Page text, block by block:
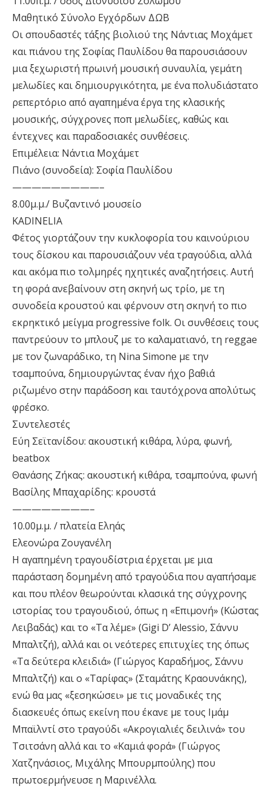
Μαθητικό Σύνολο Εγχόρδων ΔΩΒ
Οι σπουδαστές τάξης βιολιού της Νάντιας Μοχάμετ
και πιάνου της Σοφίας Παυλίδου θα παρουσιάσουν
μια ξεχωριστή πρωινή μουσική συναυλία, γεμάτη
μελωδίες και δημιουργικότητα, με ένα πολυδιάστατο
ρεπερτόριο από αγαπημένα έργα της κλασικής
μουσικής, σύγχρονες ποπ μελωδίες, καθώς και
έντεχνες και παραδοσιακές συνθέσεις.
Επιμέλεια: Νάντια Μοχάμετ
Πιάνο (συνοδεία): Σοφία Παυλίδου
—————————–
8.00μ.μ./ Βυζαντινό μουσείο
KADINELIA
Φέτος γιορτάζουν την κυκλοφορία του καινούριου
τους δίσκου και παρουσιάζουν νέα τραγούδια, αλλά
και ακόμα πιο τολμηρές ηχητικές αναζητήσεις. Αυτή
τη φορά ανεβαίνουν στη σκηνή ως τρίο, με τη
συνοδεία κρουστού και φέρνουν στη σκηνή το πιο
εκρηκτικό μείγμα progressive folk. Οι συνθέσεις τους
παντρεύουν το μπλουζ με το καλαματιανό, τη reggae
με τον ζωναράδικο, τη Nina Simone με την
τσαμπούνα, δημιουργώντας έναν ήχο βαθιά
ριζωμένο στην παράδοση και ταυτόχρονα απολύτως
φρέσκο.
Συντελεστές
Εύη Σεϊτανίδου: ακουστική κιθάρα, λύρα, φωνή,
beatbox
Θανάσης Ζήκας: ακουστική κιθάρα, τσαμπούνα, φωνή
Βασίλης Μπαχαρίδης: κρουστά
————————–
10.00μ.μ. / πλατεία Εληάς
Ελεονώρα Ζουγανέλη
Η αγαπημένη τραγουδίστρια έρχεται με μια
παράσταση δομημένη από τραγούδια που αγαπήσαμε
και που πλέον θεωρούνται κλασικά της σύγχρονης
ιστορίας του τραγουδιού, όπως η «Επιμονή» (Κώστας
Λειβαδάς) και το «Τα λέμε» (Gigi D’ Alessio, Σάννυ
Μπαλτζή), αλλά και οι νεότερες επιτυχίες της όπως
«Τα δεύτερα κλειδιά» (Γιώργος Καραδήμος, Σάννυ
Μπαλτζή) και ο «Ταρίφας» (Σταμάτης Κραουνάκης),
ενώ θα μας «ξεσηκώσει» με τις μοναδικές της
διασκευές όπως εκείνη που έκανε με τους Ιμάμ
Μπαϊλντί στο τραγούδι «Ακρογιαλιές δειλινά» του
Τσιτσάνη αλλά και το «Καμιά φορά» (Γιώργος
Χατζηνάσιος, Μιχάλης Μπουρμπούλης) που
πρωτοερμήνευσε η Μαρινέλλα.